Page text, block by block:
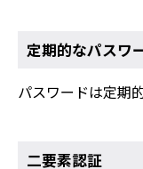
定期的なパスワ
パスワードは定期
二要素認証